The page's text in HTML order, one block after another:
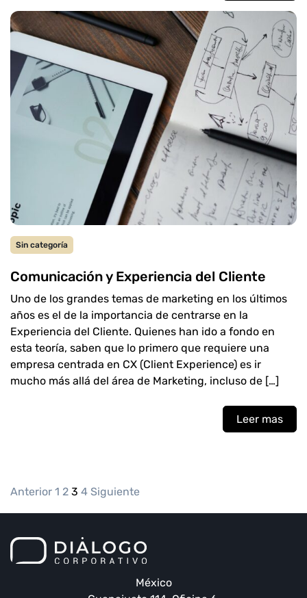
Sin categoría
Comunicación y Experiencia del Cliente
Uno de los grandes temas de marketing en los últimos
años es el de la importancia de centrarse en la
Experiencia del Cliente. Quienes han ido a fondo en
esta teoría, saben que lo primero que requiere una
empresa centrada en CX (Client Experience) es ir
mucho más allá del área de Marketing, incluso de […]
Leer mas
PAGINACIÓN
DE
ENTRADAS
Anterior 1 2 3 4 Siguiente
México